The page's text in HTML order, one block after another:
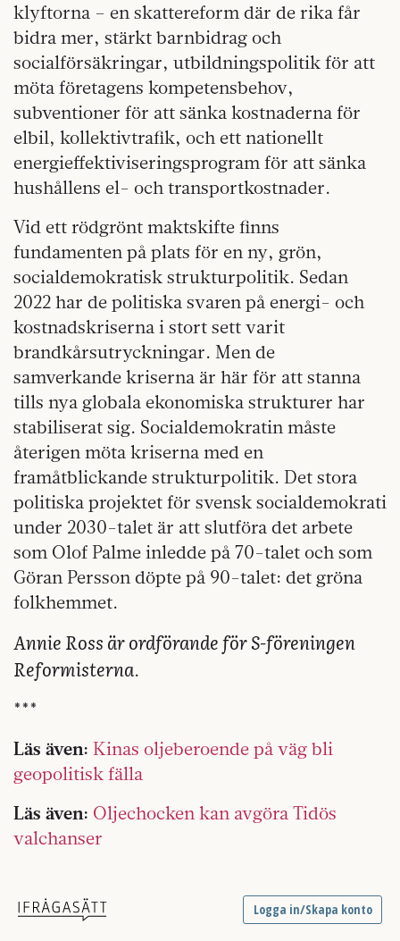
klyftorna – en skattereform där de rika får
bidra mer, stärkt barnbidrag och
socialförsäkringar, utbildningspolitik för att
möta företagens kompetensbehov,
subventioner för att sänka kostnaderna för
elbil, kollektivtrafik, och ett nationellt
energieffektiviseringsprogram för att sänka
hushållens el- och transportkostnader.
Vid ett rödgrönt maktskifte finns
fundamenten på plats för en ny, grön,
socialdemokratisk strukturpolitik. Sedan
2022 har de politiska svaren på energi- och
kostnadskriserna i stort sett varit
brandkårsutryckningar. Men de
samverkande kriserna är här för att stanna
tills nya globala ekonomiska strukturer har
stabiliserat sig. Socialdemokratin måste
återigen möta kriserna med en
framåtblickande strukturpolitik. Det stora
politiska projektet för svensk socialdemokrati
under 2030-talet är att slutföra det arbete
som Olof Palme inledde på 70-talet och som
Göran Persson döpte på 90-talet: det gröna
folkhemmet.
Annie Ross är ordförande för S-föreningen
Reformisterna.
***
Läs även: Kinas oljeberoende på väg bli
geopolitisk fälla
Läs även: Oljechocken kan avgöra Tidös
valchanser